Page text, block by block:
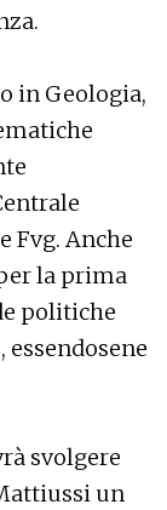
in Geologia,
Fvg. Anche
la prima
politiche
svolgere
un